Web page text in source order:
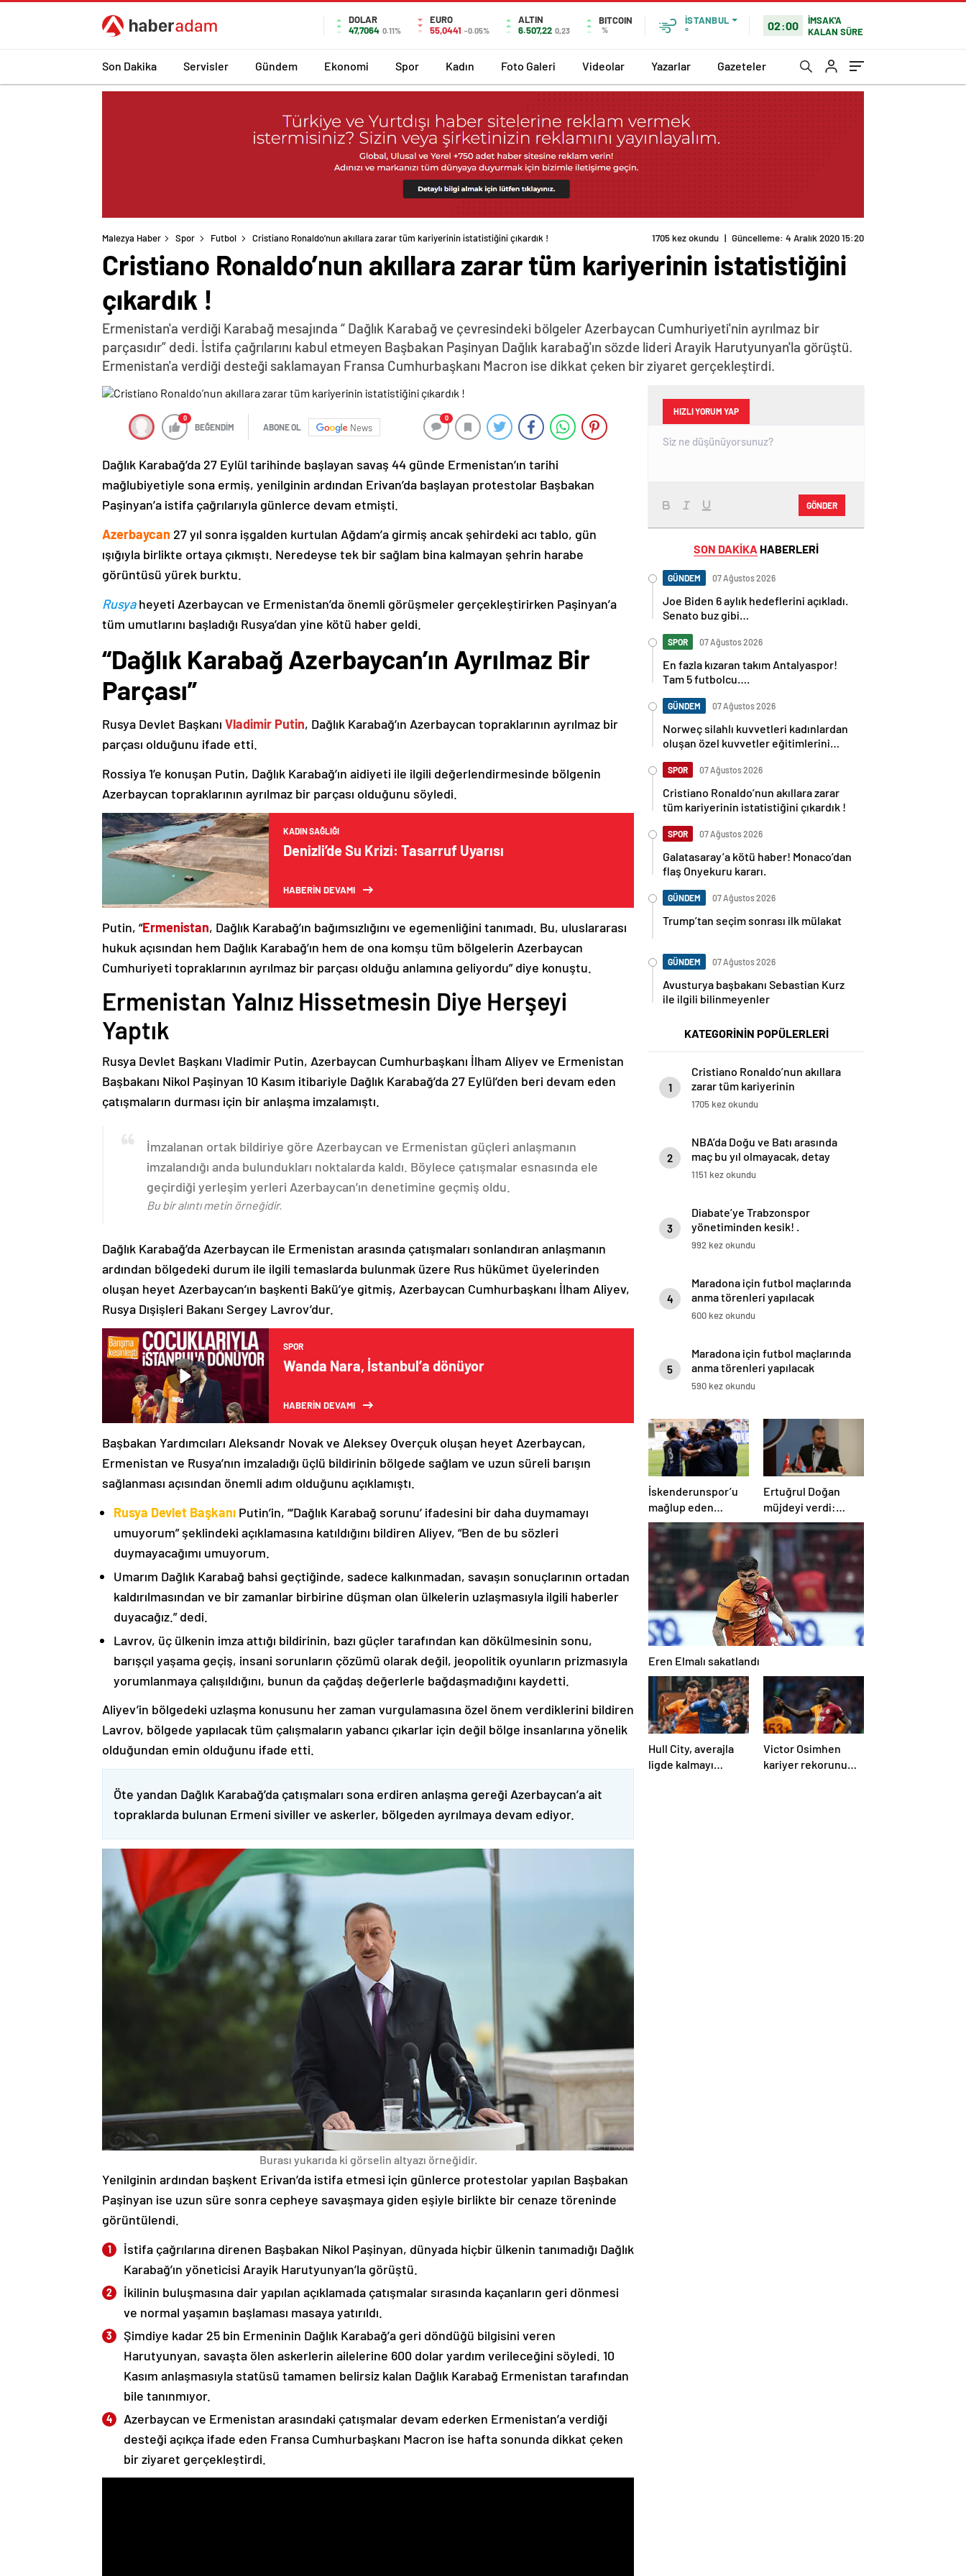
DOLAR
47,7064 0.11%
EURO
55,0441 -0.05%
ALTIN
6.507,22 0,23
BITCOIN
%
İSTANBUL
°
02:00
İMSAK'A
KALAN SÜRE
Son Dakika Servisler Gündem Ekonomi Spor Kadın Foto Galeri Videolar Yazarlar Gazeteler
Malezya Haber Spor Futbol Cristiano Ronaldo’nun akıllara zarar tüm kariyerinin istatistiğini çıkardık ! 1705 kez okundu | Güncelleme: 4 Aralık 2020 15:20
Cristiano Ronaldo’nun akıllara zarar tüm kariyerinin istatistiğini
çıkardık !
Ermenistan'a verdiği Karabağ mesajında “ Dağlık Karabağ ve çevresindeki bölgeler Azerbaycan Cumhuriyeti'nin ayrılmaz bir
parçasıdır” dedi. İstifa çağrılarını kabul etmeyen Başbakan Paşinyan Dağlık karabağ'ın sözde lideri Arayik Harutyunyan'la görüştü.
Ermenistan'a verdiği desteği saklamayan Fransa Cumhurbaşkanı Macron ise dikkat çeken bir ziyaret gerçekleştirdi.
0
BEĞENDİM ABONE OL News
0
Dağlık Karabağ’da 27 Eylül tarihinde başlayan savaş 44 günde Ermenistan’ın tarihi
mağlubiyetiyle sona ermiş, yenilginin ardından Erivan’da başlayan protestolar Başbakan
Paşinyan’a istifa çağrılarıyla günlerce devam etmişti.
Azerbaycan 27 yıl sonra işgalden kurtulan Ağdam’a girmiş ancak şehirdeki acı tablo, gün
ışığıyla birlikte ortaya çıkmıştı. Neredeyse tek bir sağlam bina kalmayan şehrin harabe
görüntüsü yürek burktu.
Rusyaheyeti Azerbaycan ve Ermenistan’da önemli görüşmeler gerçekleştirirken Paşinyan’a
tüm umutlarını başladığı Rusya’dan yine kötü haber geldi.
“Dağlık Karabağ Azerbaycan’ın Ayrılmaz Bir
Parçası”
Rusya Devlet Başkanı Vladimir Putin, Dağlık Karabağ’ın Azerbaycan topraklarının ayrılmaz bir
parçası olduğunu ifade etti.
Rossiya 1’e konuşan Putin, Dağlık Karabağ’ın aidiyeti ile ilgili değerlendirmesinde bölgenin
Azerbaycan topraklarının ayrılmaz bir parçası olduğunu söyledi.
KADIN SAĞLIĞI
Denizli’de Su Krizi: Tasarruf Uyarısı
HABERİN DEVAMI
Putin, “Ermenistan, Dağlık Karabağ’ın bağımsızlığını ve egemenliğini tanımadı. Bu, uluslararası
hukuk açısından hem Dağlık Karabağ’ın hem de ona komşu tüm bölgelerin Azerbaycan
Cumhuriyeti topraklarının ayrılmaz bir parçası olduğu anlamına geliyordu” diye konuştu.
Ermenistan Yalnız Hissetmesin Diye Herşeyi
Yaptık
Rusya Devlet Başkanı Vladimir Putin, Azerbaycan Cumhurbaşkanı İlham Aliyev ve Ermenistan
Başbakanı Nikol Paşinyan 10 Kasım itibariyle Dağlık Karabağ’da 27 Eylül’den beri devam eden
çatışmaların durması için bir anlaşma imzalamıştı.
İmzalanan ortak bildiriye göre Azerbaycan ve Ermenistan güçleri anlaşmanın
imzalandığı anda bulundukları noktalarda kaldı. Böylece çatışmalar esnasında ele
geçirdiği yerleşim yerleri Azerbaycan’ın denetimine geçmiş oldu.
Bu bir alıntı metin örneğidir.
Dağlık Karabağ’da Azerbaycan ile Ermenistan arasında çatışmaları sonlandıran anlaşmanın
ardından bölgedeki durum ile ilgili temaslarda bulunmak üzere Rus hükümet üyelerinden
oluşan heyet Azerbaycan’ın başkenti Bakü’ye gitmiş, Azerbaycan Cumhurbaşkanı İlham Aliyev,
Rusya Dışişleri Bakanı Sergey Lavrov’dur.
SPOR
Wanda Nara, İstanbul’a dönüyor
HABERİN DEVAMI
Başbakan Yardımcıları Aleksandr Novak ve Aleksey Overçuk oluşan heyet Azerbaycan,
Ermenistan ve Rusya’nın imzaladığı üçlü bildirinin bölgede sağlam ve uzun süreli barışın
sağlanması açısından önemli adım olduğunu açıklamıştı.
Rusya Devlet Başkanı Putin’in, “‘Dağlık Karabağ sorunu’ ifadesini bir daha duymamayı
umuyorum” şeklindeki açıklamasına katıldığını bildiren Aliyev, “Ben de bu sözleri
duymayacağımı umuyorum.
Umarım Dağlık Karabağ bahsi geçtiğinde, sadece kalkınmadan, savaşın sonuçlarının ortadan
kaldırılmasından ve bir zamanlar birbirine düşman olan ülkelerin uzlaşmasıyla ilgili haberler
duyacağız.” dedi.
Lavrov, üç ülkenin imza attığı bildirinin, bazı güçler tarafından kan dökülmesinin sonu,
barışçıl yaşama geçiş, insani sorunların çözümü olarak değil, jeopolitik oyunların prizmasıyla
yorumlanmaya çalışıldığını, bunun da çağdaş değerlerle bağdaşmadığını kaydetti.
Aliyev’in bölgedeki uzlaşma konusunu her zaman vurgulamasına özel önem verdiklerini bildiren
Lavrov, bölgede yapılacak tüm çalışmaların yabancı çıkarlar için değil bölge insanlarına yönelik
olduğundan emin olduğunu ifade etti.
Öte yandan Dağlık Karabağ’da çatışmaları sona erdiren anlaşma gereği Azerbaycan’a ait
topraklarda bulunan Ermeni siviller ve askerler, bölgeden ayrılmaya devam ediyor.
Burası yukarıda ki görselin altyazı örneğidir.
Yenilginin ardından başkent Erivan’da istifa etmesi için günlerce protestolar yapılan Başbakan
Paşinyan ise uzun süre sonra cepheye savaşmaya giden eşiyle birlikte bir cenaze töreninde
görüntülendi.
İstifa çağrılarına direnen Başbakan Nikol Paşinyan, dünyada hiçbir ülkenin tanımadığı Dağlık
Karabağ’ın yöneticisi Arayik Harutyunyan’la görüştü.
İkilinin buluşmasına dair yapılan açıklamada çatışmalar sırasında kaçanların geri dönmesi
ve normal yaşamın başlaması masaya yatırıldı.
Şimdiye kadar 25 bin Ermeninin Dağlık Karabağ’a geri döndüğü bilgisini veren
Harutyunyan, savaşta ölen askerlerin ailelerine 600 dolar yardım verileceğini söyledi. 10
Kasım anlaşmasıyla statüsü tamamen belirsiz kalan Dağlık Karabağ Ermenistan tarafından
bile tanınmıyor.
Azerbaycan ve Ermenistan arasındaki çatışmalar devam ederken Ermenistan’a verdiği
desteği açıkça ifade eden Fransa Cumhurbaşkanı Macron ise hafta sonunda dikkat çeken
bir ziyaret gerçekleştirdi.
HIZLI YORUM YAP
GÖNDER
SON DAKİKA HABERLERİ
GÜNDEM 07 Ağustos 2026
Joe Biden 6 aylık hedeflerini açıkladı.
Senato buz gibi…
SPOR 07 Ağustos 2026
En fazla kızaran takım Antalyaspor!
Tam 5 futbolcu….
GÜNDEM 07 Ağustos 2026
Norweç silahlı kuvvetleri kadınlardan
oluşan özel kuvvetler eğitimlerini
SPOR 07 Ağustos 2026
Cristiano Ronaldo’nun akıllara zarar
tüm kariyerinin istatistiğini çıkardık !
SPOR 07 Ağustos 2026
Galatasaray’a kötü haber! Monaco’dan
flaş Onyekuru kararı.
GÜNDEM 07 Ağustos 2026
Trump’tan seçim sonrası ilk mülakat
GÜNDEM 07 Ağustos 2026
Avusturya başbakanı Sebastian Kurz
ile ilgili bilinmeyenler
KATEGORİNİN POPÜLERLERİ
1
Cristiano Ronaldo’nun akıllara
zarar tüm kariyerinin
istatistiğini çıkardık !
1705 kez okundu
2
NBA’da Doğu ve Batı arasında
maç bu yıl olmayacak, detay
haberimizde.
1151 kez okundu
3
Diabate’ye Trabzonspor
yönetiminden kesik! .
992 kez okundu
4
Maradona için futbol maçlarında
anma törenleri yapılacak
600 kez okundu
5
Maradona için futbol maçlarında
anma törenleri yapılacak
590 kez okundu
İskenderunspor’u
mağlup eden
Sarıyer 1. Lig’e
yükseldi
Ertuğrul Doğan
müjdeyi verdi:
“Trabzonspor’un
tarihini toptan
değiştireceğine
inanıyorum…”
Eren Elmalı sakatlandı
Hull City, averajla
ligde kalmayı
Victor Osimhen
kariyer rekorunu